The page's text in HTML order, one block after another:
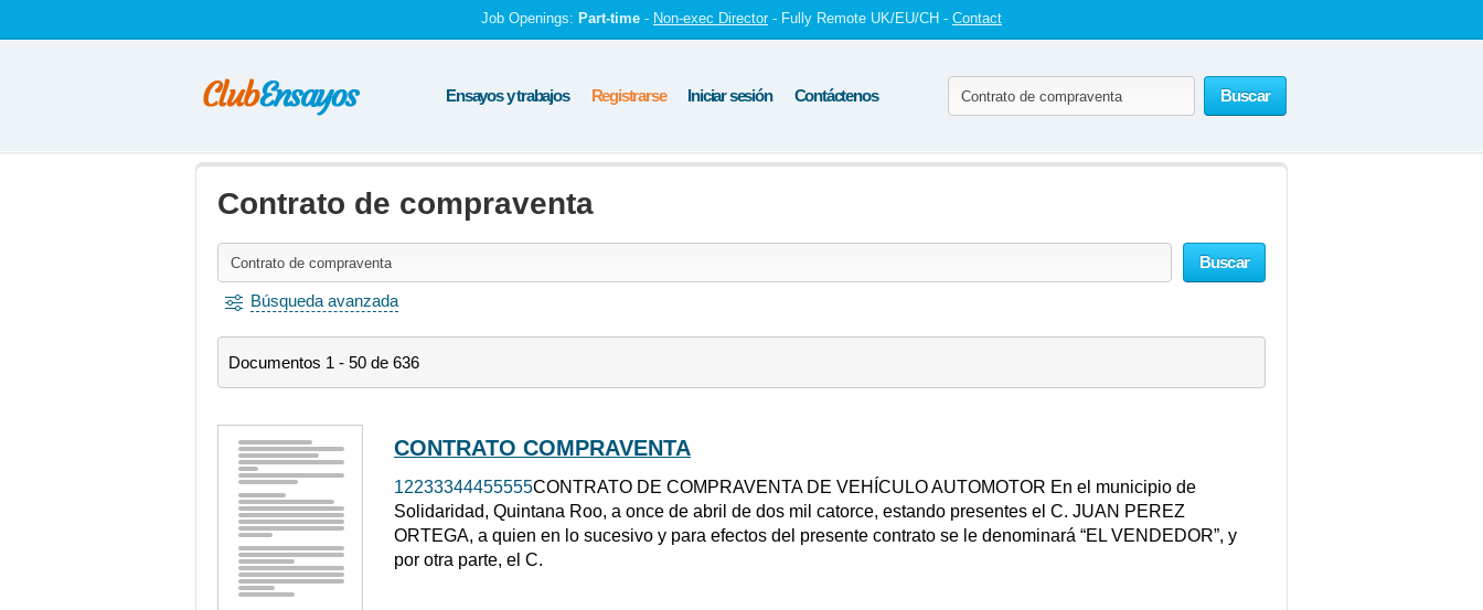
Job Openings: Part-time - Non-exec Director - Fully Remote UK/EU/CH - Contact
Buscar
Ensayos y trabajos Registrarse Iniciar sesión Contáctenos
Contrato de compraventa
Buscar
Búsqueda avanzada
Documentos 1 - 50 de 636
CONTRATO COMPRAVENTA
12233344455555CONTRATO DE COMPRAVENTA DE VEHÍCULO AUTOMOTOR En el municipio de
Solidaridad, Quintana Roo, a once de abril de dos mil catorce, estando presentes el C. JUAN PEREZ
ORTEGA, a quien en lo sucesivo y para efectos del presente contrato se le denominará “EL VENDEDOR”, y
por otra parte, el C.